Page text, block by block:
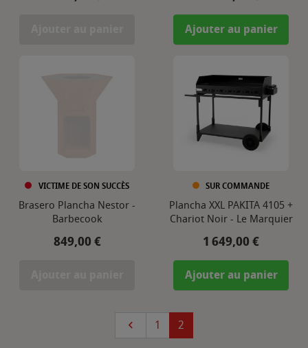
Ajouter au panier
VICTIME DE SON SUCCÈS
Brasero Plancha Nestor -
Barbecook
Prix
849,00 €
SUR COMMANDE
Plancha XXL PAKITA 4105 +
Chariot Noir - Le Marquier
Prix
1 649,00 €
Ajouter au panier
Précédent
 1 2